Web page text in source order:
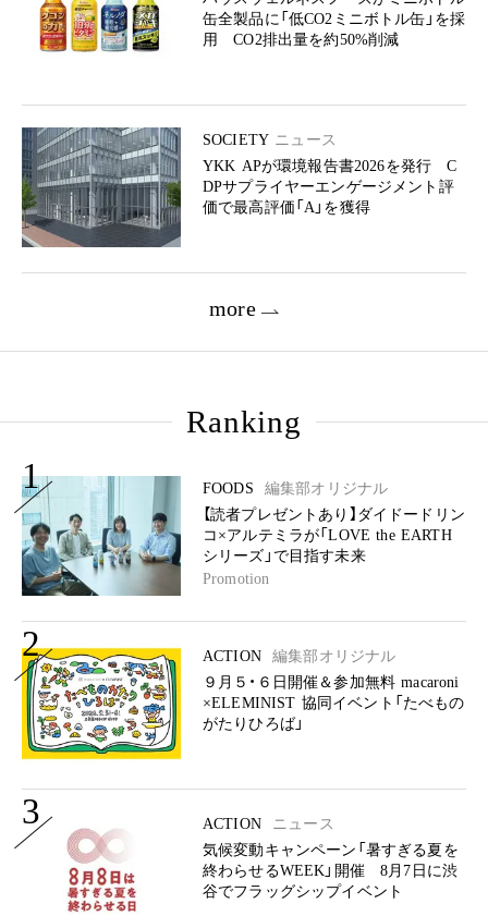
缶全製品に「低CO2ミニボトル缶」を採
用 CO2排出量を約50%削減
SOCIETY ニュース
YKK APが環境報告書2026を発行 C
DPサプライヤーエンゲージメント評
価で最高評価「A」を獲得
more
Ranking
1 FOODS
編集部オリジナル
【読者プレゼントあり】ダイドードリン
コ×アルテミラが「LOVE the EARTH
シリーズ」で目指す未来
Promotion
2 ACTION
編集部オリジナル
９月５・６日開催＆参加無料 macaroni
×ELEMINIST 協同イベント「たべもの
がたりひろば」
3 ACTION
ニュース
気候変動キャンペーン「暑すぎる夏を
終わらせるWEEK」開催 8月7日に渋
谷でフラッグシップイベント